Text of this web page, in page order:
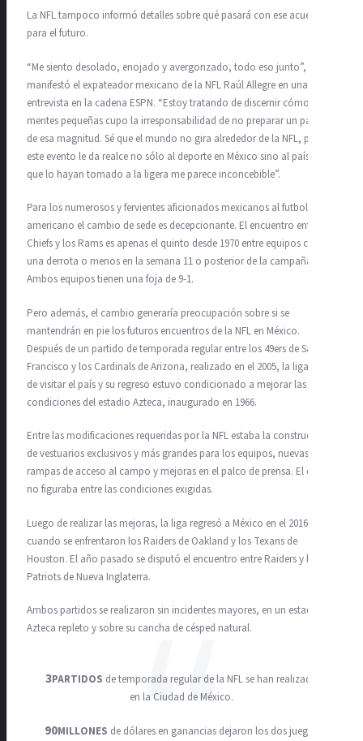
La NFL tampoco informó detalles sobre qué pasará con ese acuerdo
para el futuro.
“Me siento desolado, enojado y avergonzado, todo eso junto”,
manifestó el expateador mexicano de la NFL Raúl Allegre en una
entrevista en la cadena ESPN. “Estoy tratando de discernir cómo en
mentes pequeñas cupo la irresponsabilidad de no preparar un partido
de esa magnitud. Sé que el mundo no gira alrededor de la NFL, pero
este evento le da realce no sólo al deporte en México sino al país, y
que lo hayan tomado a la ligera me parece inconcebible”.
Para los numerosos y fervientes aficionados mexicanos al futbol
americano el cambio de sede es decepcionante. El encuentro entre los
Chiefs y los Rams es apenas el quinto desde 1970 entre equipos con
una derrota o menos en la semana 11 o posterior de la campaña.
Ambos equipos tienen una foja de 9-1.
Pero además, el cambio generaría preocupación sobre si se
mantendrán en pie los futuros encuentros de la NFL en México.
Después de un partido de temporada regular entre los 49ers de San
Francisco y los Cardinals de Arizona, realizado en el 2005, la liga dejó
de visitar el país y su regreso estuvo condicionado a mejorar las
condiciones del estadio Azteca, inaugurado en 1966.
Entre las modificaciones requeridas por la NFL estaba la construcción
de vestuarios exclusivos y más grandes para los equipos, nuevas
rampas de acceso al campo y mejoras en el palco de prensa. El césped
no figuraba entre las condiciones exigidas.
Luego de realizar las mejoras, la liga regresó a México en el 2016,
cuando se enfrentaron los Raiders de Oakland y los Texans de
Houston. El año pasado se disputó el encuentro entre Raiders y los
Patriots de Nueva Inglaterra.
Ambos partidos se realizaron sin incidentes mayores, en un estadio
Azteca repleto y sobre su cancha de césped natural.
3PARTIDOS de temporada regular de la NFL se han realizado
en la Ciudad de México.
90MILLONES de dólares en ganancias dejaron los dos juegos